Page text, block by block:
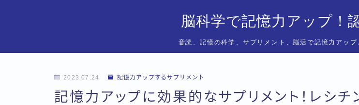
脳科学で記憶力アップ！
音読、記憶の科学、サプリメント、脳活で記憶力アッ
2023.07.24 記憶力アップするサプリメント
記憶力アップに効果的なサプリメント！レシチ